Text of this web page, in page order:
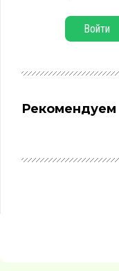
Войти
Рекомендуем